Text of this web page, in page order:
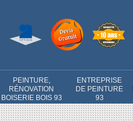
PEINTURE,
RÉNOVATION
BOISERIE BOIS 93
ENTREPRISE
DE PEINTURE
93